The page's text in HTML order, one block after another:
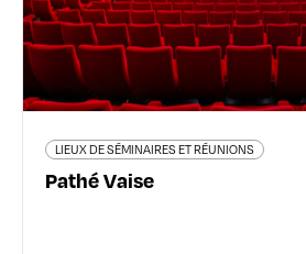
LIEUX DE SÉMINAIRES ET RÉUNIONS
Pathé Vaise